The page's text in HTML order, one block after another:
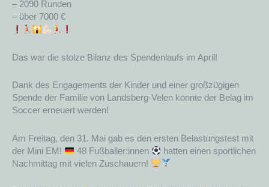
– 2090 Runden
– über 7000 €
Das war die stolze Bilanz des Spendenlaufs im April!
Dank des Engagements der Kinder und einer großzügigen
Spende der Familie von Landsberg-Velen konnte der Belag im
Soccer erneuert werden!
Am Freitag, den 31. Mai gab es den ersten Belastungstest mit
der Mini EM!
48 Fußballer:innen
hatten einen sportlichen
Nachmittag mit vielen Zuschauern!